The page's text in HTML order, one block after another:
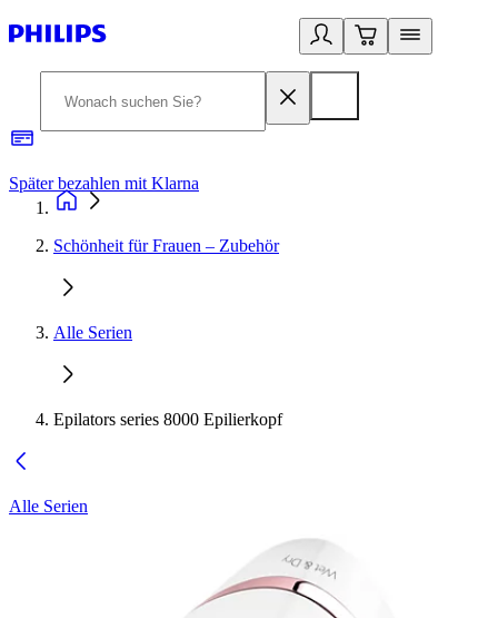
Später bezahlen mit Klarna
Schönheit für Frauen – Zubehör
Alle Serien
Epilators series 8000 Epilierkopf
Alle Serien